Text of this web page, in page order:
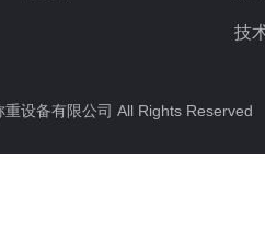
技
重设备有限公司 All Rights